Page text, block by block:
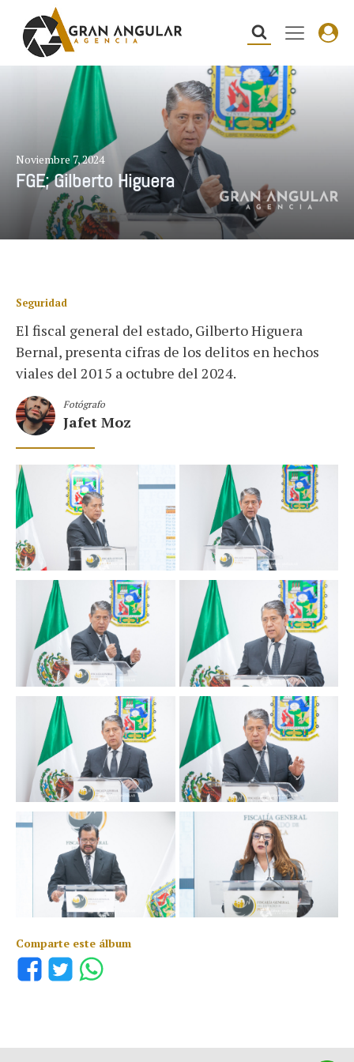
Noviembre 7, 2024
FGE; Gilberto Higuera
Seguridad
El fiscal general del estado, Gilberto Higuera
Bernal, presenta cifras de los delitos en hechos
viales del 2015 a octubre del 2024.
Fotógrafo
Jafet Moz
Comparte este álbum